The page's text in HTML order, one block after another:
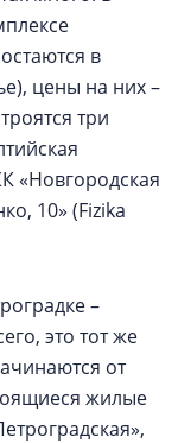
в
цены на них –
три
«Новгородская
10» (Fizika
–
это тот же
от
жилые